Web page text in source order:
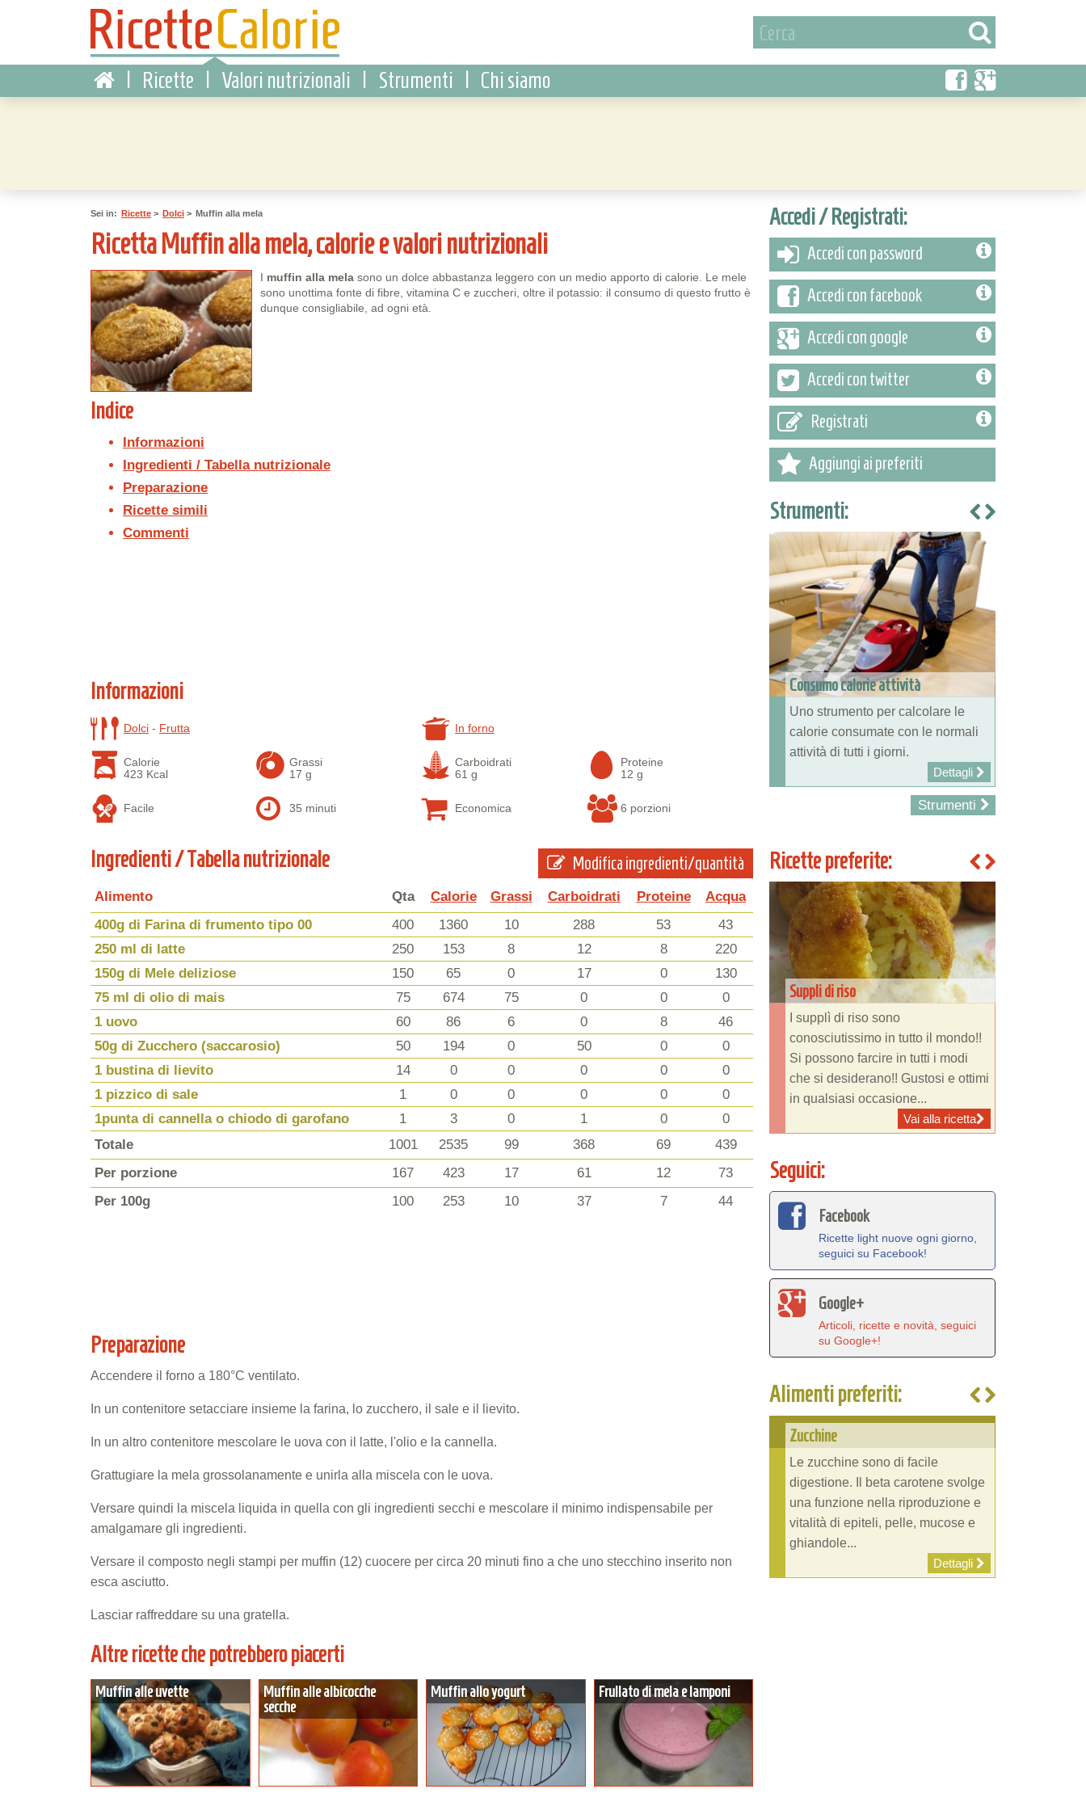
Ricette Valori nutrizionali Strumenti Chi siamo
Sei in: Ricette > Dolci > Muffin alla mela
Ricetta Muffin alla mela, calorie e valori nutrizionali
I muffin alla mela sono un dolce abbastanza leggero con un medio apporto di calorie. Le mele
sono unottima fonte di fibre, vitamina C e zuccheri, oltre il potassio: il consumo di questo frutto è
dunque consigliabile, ad ogni età.
Indice
Informazioni
Ingredienti / Tabella nutrizionale
Preparazione
Ricette simili
Commenti
Informazioni
Dolci - Frutta In forno
Calorie
423 Kcal
Grassi
17 g
Carboidrati
61 g
Proteine
12 g
Facile 35 minuti Economica 6 porzioni
Ingredienti / Tabella nutrizionale Modifica ingredienti/quantità
Alimento Qta Calorie Grassi Carboidrati Proteine
Acqua
400g di Farina di frumento tipo 00
400 1360 10 288 53
43
250 ml di latte
250 153 8 12 8
220
150g di Mele deliziose
150 65 0 17 0
130
75 ml di olio di mais
75 674 75 0 0
0
1 uovo
60 86 6 0 8
46
50g di Zucchero (saccarosio)
50 194 0 50 0
0
1 bustina di lievito
14 0 0 0 0
0
1 pizzico di sale
1 0 0 0 0
0
1punta di cannella o chiodo di garofano
1 3 0 1 0
0
Totale
1001 2535 99 368 69
439
Per porzione
167 423 17 61 12
73
Per 100g
100 253 10 37 7 44
Preparazione
Accendere il forno a 180°C ventilato.
In un contenitore setacciare insieme la farina, lo zucchero, il sale e il lievito.
In un altro contenitore mescolare le uova con il latte, l'olio e la cannella.
Grattugiare la mela grossolanamente e unirla alla miscela con le uova.
Versare quindi la miscela liquida in quella con gli ingredienti secchi e mescolare il minimo indispensabile per
amalgamare gli ingredienti.
Versare il composto negli stampi per muffin (12) cuocere per circa 20 minuti fino a che uno stecchino inserito non
esca asciutto.
Lasciar raffreddare su una gratella.
Altre ricette che potrebbero piacerti
Muffin alle uvette
Muffin alle albicocche
secche
Muffin allo yogurt Frullato di mela e lamponi
Accedi / Registrati:
Accedi con password
Accedi con facebook
Accedi con google
Accedi con twitter
Registrati
Aggiungi ai preferiti
Strumenti:
Consumo calorie attività
Uno strumento per calcolare le
calorie consumate con le normali
attività di tutti i giorni.
Dettagli
Strumenti
Ricette preferite:
Suppli di riso
I supplì di riso sono
conosciutissimo in tutto il mondo!!
Si possono farcire in tutti i modi
che si desiderano!! Gustosi e ottimi
in qualsiasi occasione...
Vai alla ricetta
Seguici:
Facebook
Ricette light nuove ogni giorno,
seguici su Facebook!
Google+
Articoli, ricette e novità, seguici
su Google+!
Alimenti preferiti:
Zucchine
Le zucchine sono di facile
digestione. Il beta carotene svolge
una funzione nella riproduzione e
vitalità di epiteli, pelle, mucose e
ghiandole...
Dettagli